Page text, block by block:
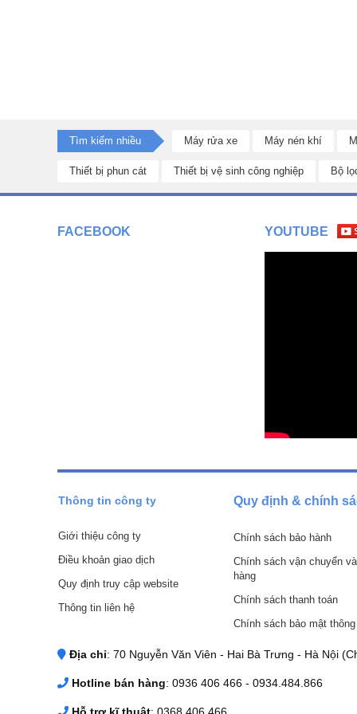
nào, khách hàng luôn nhớ đến địa chỉ tin cậy duy nhất
hãng, đầy đủ giấy tờ chứng nhận chất lượng
Ngoài việc được mua với mức giá ưu đãi, khách hàng còn
– Miễn phí vận chuyện nội thành, hỗ trợ 1 phần chi phí vận
– Tư vấn tận tình , chu đáo, phù hợp với nhu cầu của khách,
Mọi chi tiết xin liên hệ qua số Hotline :0936.406.466hoặc
Tìm kiếm nhiều Máy rửa xe Máy nén khí
Thiết bị phun cát Thiết bị vệ sinh công nghiệp Bộ
FACEBOOK YOUTUBE
Thông tin công ty
Giới thiệu công ty
Điều khoản giao dịch
Quy định truy cập website
Thông tin liên hệ
Quy định & chính
Chính sách bảo hành
Chính sách vận chuyển
hàng
Chính sách thanh toán
Chính sách bảo mật
Địa chỉ: 70 Nguyễn Văn Viên - Hai Bà Trưng - Hà Nội
Hotline bán hàng: 0936 406 466 - 0934.484.866
Hỗ trợ kĩ thuật: 0368 406 466